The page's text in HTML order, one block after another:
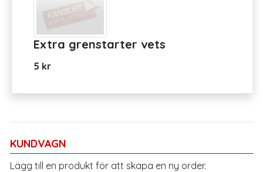
KUNDVAGN
Lägg till en produkt för att skapa en ny order.
Extra grenstarter vets
5 kr